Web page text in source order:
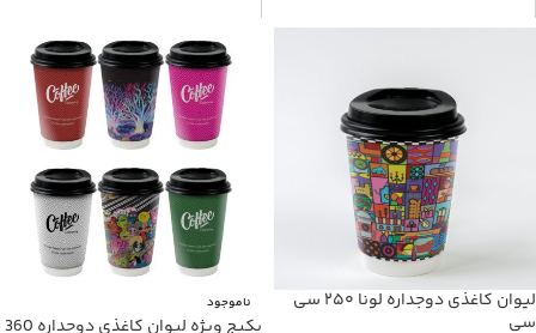
لیوان کاغذی دوجداره لونا ۲۵۰ سی
سی
ناموجود
پکیج ویژه لیوان کاغذی دوجداره 360